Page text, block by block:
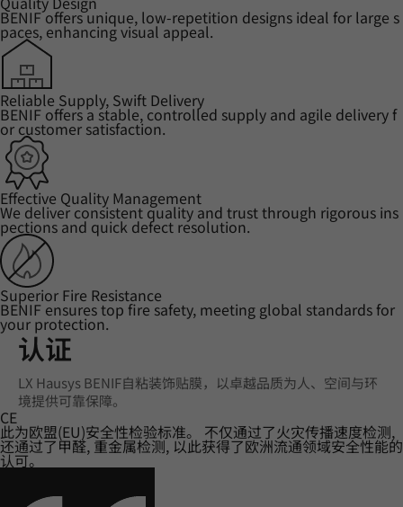
BENIF offers unique, low-repetition designs ideal for large s
paces, enhancing visual appeal.
Reliable Supply, Swift Delivery
BENIF offers a stable, controlled supply and agile delivery f
or customer satisfaction.
Effective Quality Management
We deliver consistent quality and trust through rigorous ins
pections and quick defect resolution.
Superior Fire Resistance
BENIF ensures top fire safety, meeting global standards for
your protection.
认证
LX Hausys BENIF自粘装饰贴膜，以卓越品质为人、空间与环
境提供可靠保障。
CE
此为欧盟(EU)安全性检验标准。 不仅通过了火灾传播速度检测,
还通过了甲醛, 重金属检测, 以此获得了欧洲流通领域安全性能的
认可。